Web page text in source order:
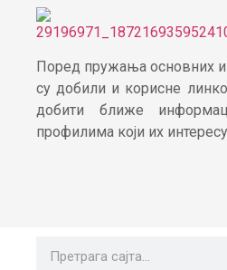
Поред пружања основних
су добили и корисне
добити ближе
профилима који их